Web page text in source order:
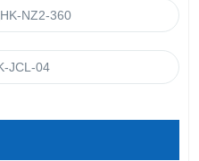
NZ2-360
JCL-04